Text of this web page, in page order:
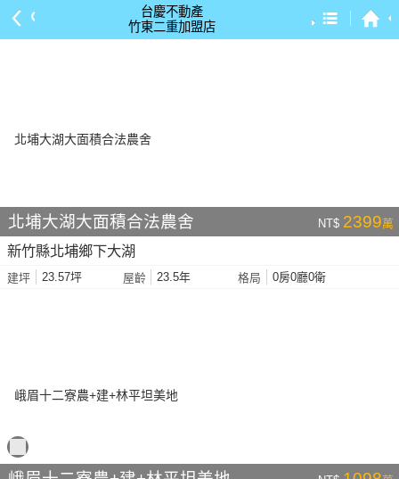
台慶不動產
竹東二重加盟店
依建物坪數 大 → 小
依土地坪數 大 → 小
北埔大湖大面積合法農舍 NT$ 2399萬
新竹縣北埔鄉下大湖
建坪 23.57坪 屋齡 23.5年 格局 0房0廳0衛